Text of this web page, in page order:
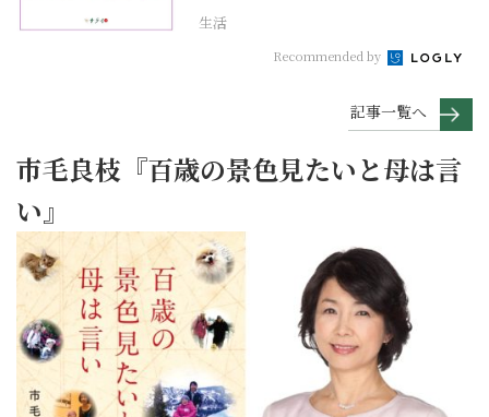
生活
Recommended by
記事一覧へ
市毛良枝『百歳の景色見たいと母は言
い』